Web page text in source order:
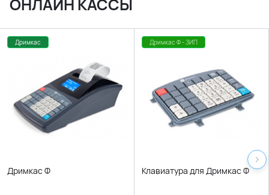
ОНЛАЙН КАССЫ
Дримкас
Дримкас Ф
Дримкас Ф - ЗИП
Клавиатура для Дримкас Ф